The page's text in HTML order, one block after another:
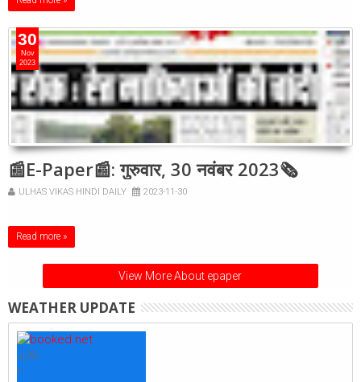
30
Nov
2023
📰E-Paper📰: गुरुवार, 30 नवंबर 2023🗞
ULHAS VIKAS HINDI DAILY 2023-11-30
Read more »
View More About epaper
WEATHER UPDATE
+29
°